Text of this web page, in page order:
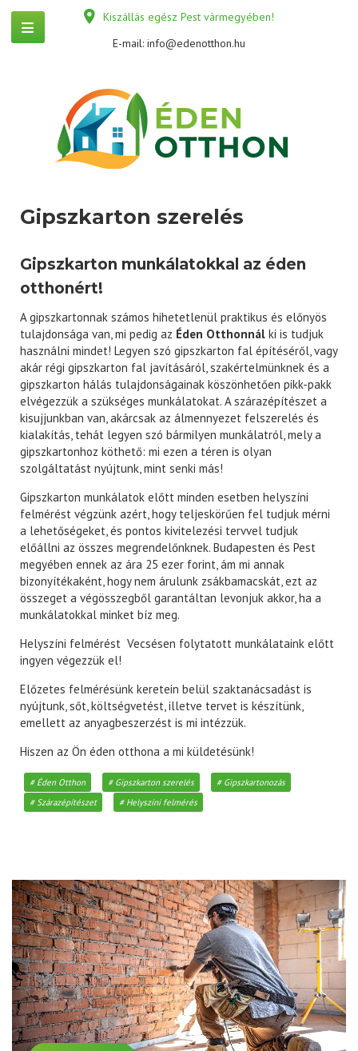
Kiszállás egész Pest vármegyében!
E-mail: info@edenotthon.hu
Gipszkarton szerelés
Gipszkarton munkálatokkal az éden
otthonért!
A gipszkartonnak számos hihetetlenül praktikus és előnyös
tulajdonsága van, mi pedig az Éden Otthonnál ki is tudjuk
használni mindet! Legyen szó gipszkarton fal építéséről, vagy
akár régi gipszkarton fal javításáról, szakértelmünknek és a
gipszkarton hálás tulajdonságainak köszönhetően pikk-pakk
elvégezzük a szükséges munkálatokat. A szárazépítészet a
kisujjunkban van, akárcsak az álmennyezet felszerelés és
kialakítás, tehát legyen szó bármilyen munkálatról, mely a
gipszkartonhoz köthető: mi ezen a téren is olyan
szolgáltatást nyújtunk, mint senki más!
Gipszkarton munkálatok előtt minden esetben helyszíni
felmérést végzünk azért, hogy teljeskörűen fel tudjuk mérni
a lehetőségeket, és pontos kivitelezési tervvel tudjuk
előállni az összes megrendelőnknek. Budapesten és Pest
megyében ennek az ára 25 ezer forint, ám mi annak
bizonyítékaként, hogy nem árulunk zsákbamacskát, ezt az
összeget a végösszegből garantáltan levonjuk akkor, ha a
munkálatokkal minket bíz meg.
Helyszíni felmérést Vecsésen folytatott munkálataink előtt
ingyen végezzük el!
Előzetes felmérésünk keretein belül szaktanácsadást is
nyújtunk, sőt, költségvetést, illetve tervet is készítünk,
emellett az anyagbeszerzést is mi intézzük.
Hiszen az Ön éden otthona a mi küldetésünk!
Éden Otthon Gipszkarton szerelés
Gipszkartonozás
Szárazépítészet
Helyszíni felmérés